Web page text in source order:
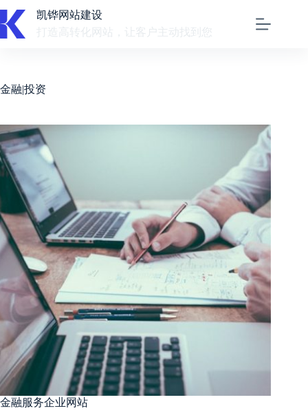
至
凯铧网站建设
打造高转化网站，让客户主动找到您
金融|投资
金融服务企业网站